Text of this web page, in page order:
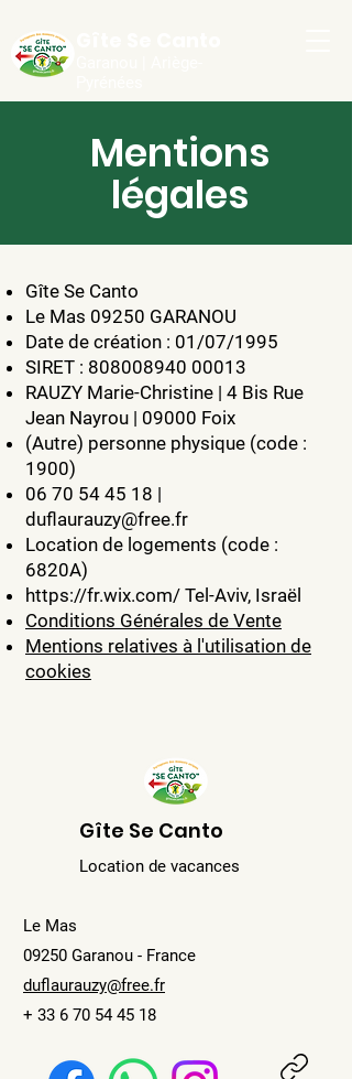
Mentions
légales
Gîte Se Canto
Le Mas 09250 GARANOU
Date de création : 01/07/1995
SIRET : 808008940 00013
RAUZY Marie-Christine | 4 Bis Rue
Jean Nayrou | 09000 Foix
(Autre) personne physique (code :
1900)
06 70 54 45 18 |
duflaurauzy@free.fr
Location de logements (code :
6820A)
https://fr.wix.com/ Tel-Aviv, Israël
Conditions Générales de Vente
Mentions relatives à l'utilisation de
cookies
Gîte Se Canto
Location de vacances
Le Mas
09250 Garanou - France
duflaurauzy@free.fr
+ 33 6 70 54 45 18